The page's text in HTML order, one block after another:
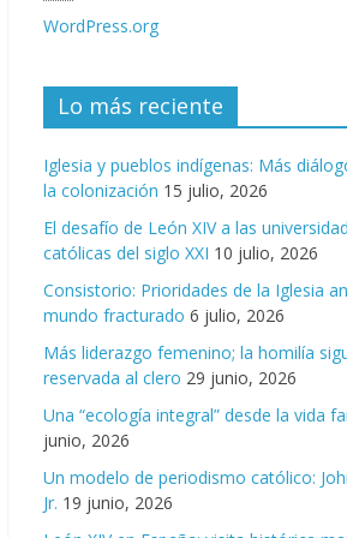
WordPress.org
Lo más reciente
Iglesia y pueblos indígenas: Más
la colonización 15 julio, 2026
El desafío de León XIV a las
católicas del siglo XXI 10 julio, 2026
Consistorio: Prioridades de la Iglesia
mundo fracturado 6 julio, 2026
Más liderazgo femenino; la homilía
reservada al clero 29 junio, 2026
Una “ecología integral” desde la vida
junio, 2026
Un modelo de periodismo católico:
Jr. 19 junio, 2026